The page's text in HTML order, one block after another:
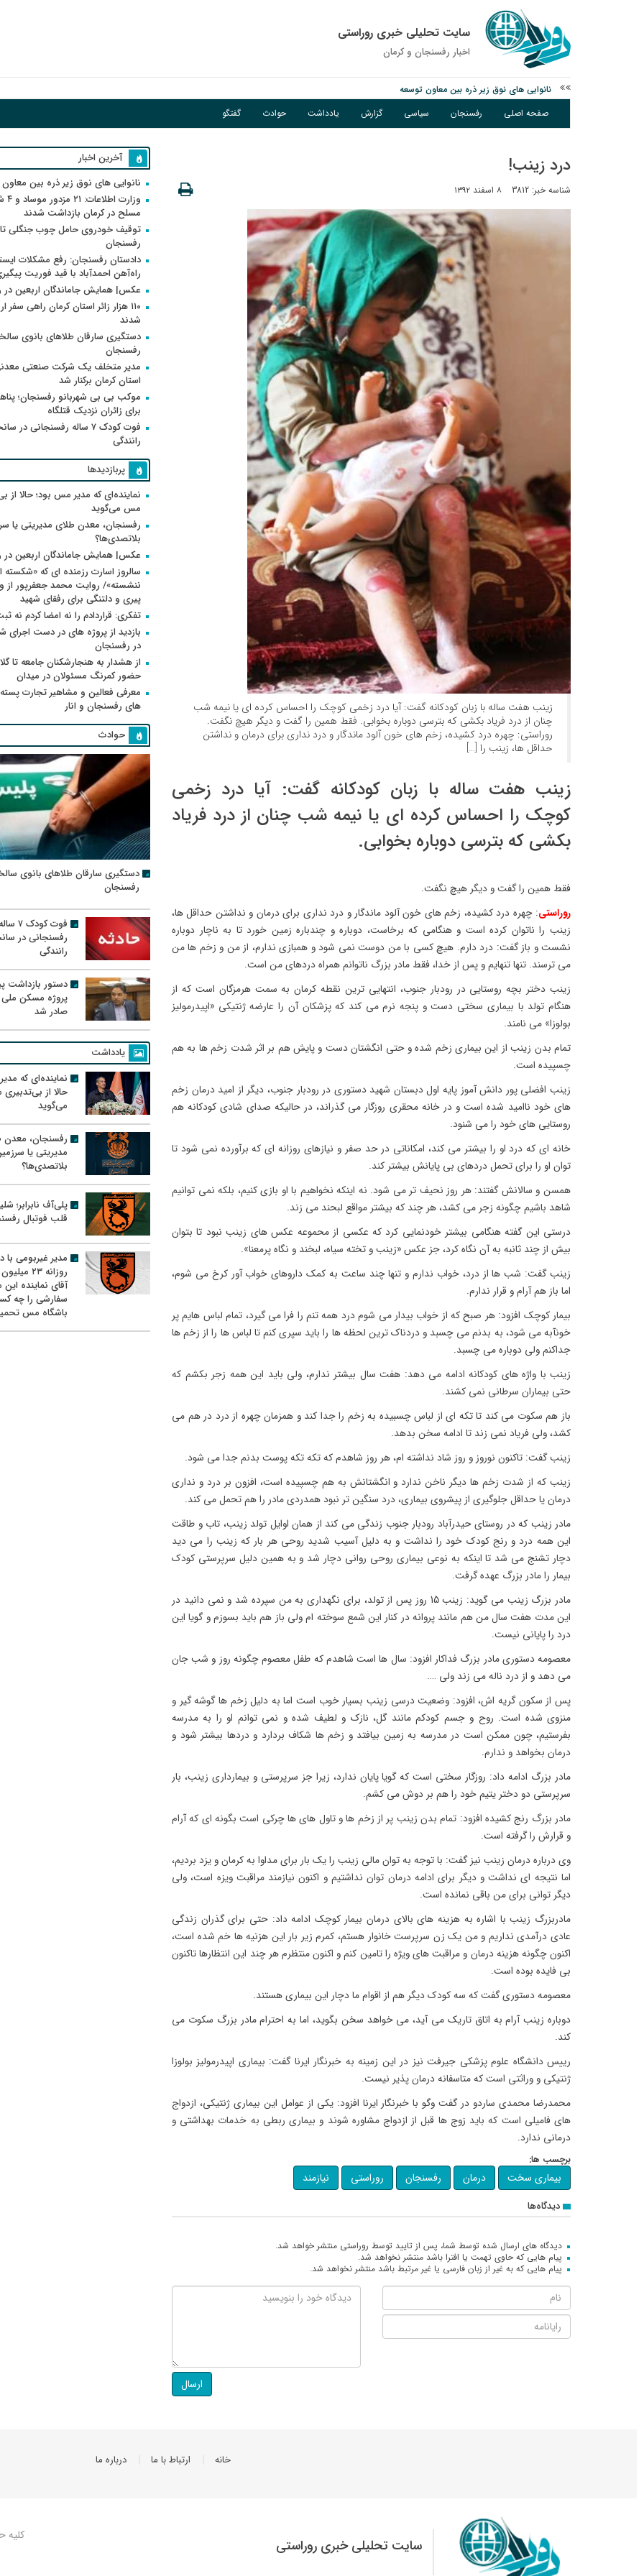
سایت تحلیلی خبری روراستی
اخبار رفسنجان و كرمان
وزارت اطلاعات: ۲۱ مزدور موساد و ۴ شرور مسلح در کرمان بازداشت شدند
توقیف خودروی حامل چوب جنگلی تاغ در رفسنجان
نانوایی های نوق زیر ذره بین معاون توسعه
صفحه اصلی رفسنجان سیاسی گزارش یادداشت حوادث گفتگو
درد زینب!
شناسه خبر: 3812 ۸ اسفند ۱۳۹۲
زینب هفت ساله با زبان کودکانه گفت: آیا درد زخمی کوچک را احساس کرده ای یا نیمه شب
چنان از درد فریاد بکشی که بترسی دوباره بخوابی. فقط همین را گفت و دیگر هیچ نگفت.
روراستی: چهره درد کشیده، زخم های خون آلود ماندگار و درد نداری برای درمان و نداشتن
حداقل ها، زینب را […]
زینب هفت ساله با زبان کودکانه گفت: آیا درد زخمی
کوچک را احساس کرده ای یا نیمه شب چنان از درد فریاد
بکشی که بترسی دوباره بخوابی.
فقط همین را گفت و دیگر هیچ نگفت.
روراستی: چهره درد کشیده، زخم های خون آلود ماندگار و درد نداری برای درمان و نداشتن حداقل ها،
زینب را ناتوان کرده است و هنگامی که برخاست، دوباره و چندباره زمین خورد تا به ناچار دوباره
نشست و باز گفت: درد دارم. هیچ کسی با من دوست نمی شود و همبازی ندارم، از من و زخم ها من
می ترسند. تنها تنهایم و پس از خدا، فقط مادر بزرگ ناتوانم همراه دردهای من است.
زینب دختر بچه روستایی در رودبار جنوب، انتهایی ترین نقطه کرمان به سمت هرمزگان است که از
هنگام تولد با بیماری سختی دست و پنجه نرم می کند که پزشکان آن را عارضه ژنتیکی «اپیدرمولیز
بولوزا» می نامند.
تمام بدن زینب از این بیماری زخم شده و حتی انگشتان دست و پایش هم بر اثر شدت زخم ها به هم
چسپیده است.
زینب افضلی پور دانش آموز پایه اول دبستان شهید دستوری در رودبار جنوب، دیگر از امید درمان زخم
های خود ناامید شده است و در خانه محقری روزگار می گذراند، در حالیکه صدای شادی کودکانه هم
روستایی های خود را می شنود.
خانه ای که درد او را بیشتر می کند، امکاناتی در حد صفر و نیازهای روزانه ای که برآورده نمی شود تا
توان او را برای تحمل دردهای بی پایانش بیشتر کند.
همسن و سالانش گفتند: هر روز نحیف تر می شود. نه اینکه نخواهیم با او بازی کنیم، بلکه نمی توانیم
شاهد باشیم چگونه زجر می کشد، هر چند که بیشتر مواقع لبحند می زند.
درستی این گفته هنگامی بیشتر خودنمایی کرد که عکسی از محموعه عکس های زینب نبود تا بتوان
بیش از چند ثانبه به آن نگاه کرد، جز عکس «زینب و تخته سیاه، لبخند و نگاه پرمعنا».
زینب گفت: شب ها از درد، خواب ندارم و تنها چند ساعت به کمک داروهای خواب آور کرخ می شوم،
اما باز هم آرام و قرار ندارم.
بیمار کوچک افزود: هر صبح که از خواب بیدار می شوم درد همه تنم را فرا می گیرد، تمام لباس هایم پر
خونآبه می شود، به بدنم می چسبد و دردناک ترین لحظه ها را باید سپری کنم تا لباس ها را از زخم ها
جداکنم ولی دوباره می چسبد.
زینب با واژه های کودکانه ادامه می دهد: هفت سال بیشتر ندارم، ولی باید این همه زجر بکشم که
حتی بیماران سرطانی نمی کشند.
باز هم سکوت می کند تا تکه ای از لباس چسبیده به زخم را جدا کند و همزمان چهره از درد در هم می
کشد، ولی فریاد نمی زند تا ادامه سخن بدهد.
زینب گفت: تاکنون نوروز و روز شاد نداشته ام، هر روز شاهدم که تکه تکه پوست بدنم جدا می شود.
زینب که از شدت زخم ها دیگر ناخن ندارد و انگشتانش به هم چسپیده است، افزون بر درد و نداری
درمان یا حداقل جلوگیری از پیشروی بیماری، درد سنگین تر نبود همدردی مادر را هم تحمل می کند.
مادر زینب که در روستای حیدرآباد رودبار جنوب زندگی می کند از همان اوایل تولد زینب، تاب و طاقت
این همه درد و رنج کودک خود را نداشت و به دلیل آسیب شدید روحی هر بار که زینب را می دید
دچار تشنج می شد تا اینکه به نوعی بیماری روحی روانی دچار شد و به همین دلیل سرپرستی کودک
بیمار را مادر بزرگ عهده گرفت.
مادر بزرگ زینب می گوید: زینب 15 روز پس از تولد، برای نگهداری به من سپرده شد و نمی دانید در
این مدت هفت سال من هم مانند پروانه در کنار این شمع سوخته ام ولی باز هم باید بسوزم و گویا این
درد را پایانی نیست.
معصومه دستوری مادر بزرگ فداکار افزود: سال ها است شاهدم که طفل معصوم چگونه روز و شب جان
می دهد و از درد ناله می زند ولی ….
پس از سکون گریه اش، افزود: وضعیت درسی زینب بسیار خوب است اما به دلیل زخم ها گوشه گیر و
منزوی شده است. روح و جسم کودکم مانند گل، نازک و لطیف شده و نمی توانم او را به مدرسه
بفرستیم، چون ممکن است در مدرسه به زمین بیافتد و زخم ها شکاف بردارد و دردها بیشتر شود و
درمان بخواهد و ندارم.
مادر بزرگ ادامه داد: روزگار سختی است که گویا پایان ندارد، زیرا جز سرپرستی و بیمارداری زینب، بار
سرپرستی دو دختر یتیم خود را هم بر دوش می کشم.
مادر بزرگ رنج کشیده افزود: تمام بدن زینب پر از زخم ها و تاول های ها چرکی است بگونه ای که آرام
و قرارش را گرفته است.
وی درباره درمان زینب نیز گفت: با توجه به توان مالی زینب را یک بار برای مداوا به کرمان و یزد بردیم،
اما نتیجه ای نداشت و دیگر برای ادامه درمان توان نداشتیم و اکنون نیازمند مراقبت ویزه است، ولی
دیگر توانی برای من باقی نمانده است.
مادربزرگ زینب با اشاره به هزینه های بالای درمان بیمار کوچک ادامه داد: حتی برای گذران زندگی
عادی درآمدی نداریم و من یک زن سرپرست خانوار هستم، کمرم زیر بار این هزنیه ها خم شده است،
اکنون چگونه هزینه درمان و مراقبت های ویژه را تامین کنم و اکنون منتظرم هر چند این انتظارها تاکنون
بی فایده بوده است.
معصومه دستوری گفت که سه کودک دیگر هم از اقوام ما دچار این بیماری هستند.
دوباره زینب آرام به اتاق تاریک می آید، می خواهد سخن بگوید، اما به احترام مادر بزرگ سکوت می
کند.
رییس دانشگاه علوم پزشکی جیرفت نیز در این زمینه به خبرنگار ایرنا گفت: بیماری اپیدرمولیز بولوزا
ژنتیکی و وراثتی است که متاسفانه درمان پذیر نیست.
محمدرضا محمدی ساردو در گفت وگو با خبرنگار ایرنا افزود: یکی از عوامل این بیماری ژنتیکی، ازدواج
های فامیلی است که باید زوج ها قبل از ازدواج مشاوره شوند و بیماری ربطی به خدمات بهداشتی و
درمانی ندارد.
برچسب ها:
بیماری سخت درمان رفسنجان روراستی نیازمند
دیدگاه‌ها
دیدگاه های ارسال شده توسط شما، پس از تایید توسط روراستی منتشر خواهد شد.
پیام هایی که حاوی تهمت یا افترا باشد منتشر نخواهد شد.
پیام هایی که به غیر از زبان فارسی یا غیر مرتبط باشد منتشر نخواهد شد.
ارسال
آخرین اخبار
نانوایی های نوق زیر ذره بین
وزارت
مسلح در کرمان بازداشت شدند
توقیف خودروی حامل چوب جنگلی
رفسنجان
دادستان رفسنجان: رفع مشکلات
راه‌آهن احمدآباد با قید فوریت
عکس| همایش جاماندگان اربعین در
۱۱۰ هزار زائر استان کرمان راهی سفر
شدند
دستگیری سارقان طلاهای بانوی
رفسنجان
مدیر متخلف یک شرکت صنعتی
استان کرمان برکنار شد
موکب بی بی شهربانو رفسنجان؛
برای زائران نزدیک قتلگاه
فوت کودک ۷ ساله رفسنجانی در
رانندگی
پربازدیدها
نماینده‌ای که مدیر مس بود؛ حالا از
مس می‌گوید
رفسنجان، معدن طلای مدیریتی یا
بلاتصدی‌ها؟
عکس| همایش جاماندگان اربعین در
سالروز اسارت رزمنده ای که «شکسته
پیری و دلتنگی برای رفقای شهید
تفکری: قراردادم را نه امضا کردم نه
بازدید از پروژه های در دست
در رفسنجان
از هشدار به هنجارشکنان جامعه تا
حضور کمرنگ مسئولان در میدان
معرفی فعالین و مشاهیر تجارت
های رفسنجان و انار
حوادث
دستگیری سارقان طلاهای بانوی
رفسنجان
فوت کودک ۷ ساله
رفسنجانی در
رانندگی
دستور بازداشت
پروژه مسکن
صادر شد
یادداشت
نماینده‌ای که
حالا از
می‌گوید
رفسنجان، معدن
مدیریتی یا
بلاتصدی‌ها؟
پلی‌آف نابرابر؛
قلب فوتبال
مدیر غیربومی با
روزانه ۲۳
آقای نماینده این
سفارشی را چه
باشگاه مس
خانه ارتباط با ما درباره ما
سایت تحلیلی خبری روراستی
کلیه